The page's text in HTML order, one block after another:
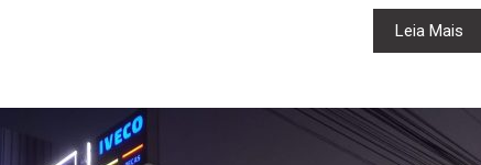
Leia Mais